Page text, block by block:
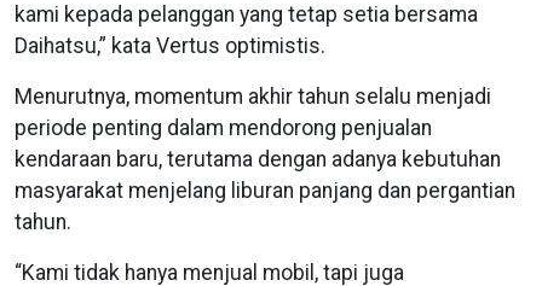
kami kepada pelanggan yang tetap setia bersama
Daihatsu,” kata Vertus optimistis.
Menurutnya, momentum akhir tahun selalu menjadi
periode penting dalam mendorong penjualan
kendaraan baru, terutama dengan adanya kebutuhan
masyarakat menjelang liburan panjang dan pergantian
tahun.
“Kami tidak hanya menjual mobil, tapi juga